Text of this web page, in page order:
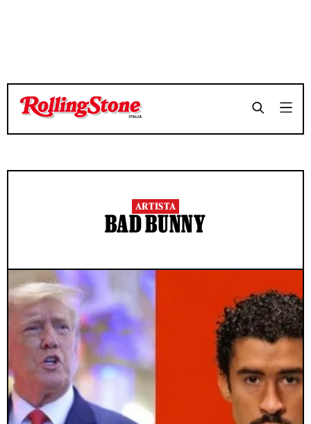
ARTISTA
BAD BUNNY